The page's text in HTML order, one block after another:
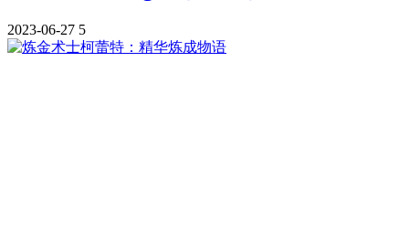
2023-06-27 5